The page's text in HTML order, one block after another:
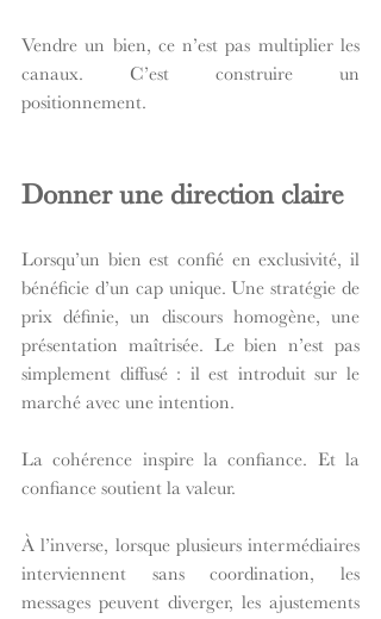
Vendre un bien, ce n’est pas multiplier les
canaux. C’est construire un
positionnement.
Donner une direction claire
Lorsqu’un bien est confié en exclusivité, il
bénéficie d’un cap unique. Une stratégie de
prix définie, un discours homogène, une
présentation maîtrisée. Le bien n’est pas
simplement diffusé : il est introduit sur le
marché avec une intention.
La cohérence inspire la confiance. Et la
confiance soutient la valeur.
À l’inverse, lorsque plusieurs intermédiaires
interviennent sans coordination, les
messages peuvent diverger, les ajustements